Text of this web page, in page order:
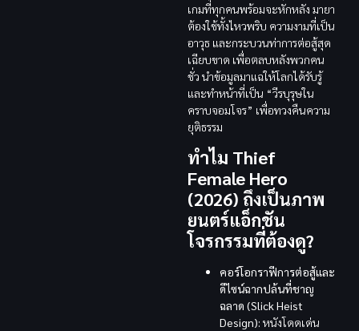
เกมที่ทุกคนพร้อมจะหักหลัง มายา
ต้องใช้ทั้งไหวพริบ ความงามที่เป็น
อาวุธ และกระบวนท่าการต่อสู้สุด
เฉียบขาด เพื่อตลบหลังพวกคน
ชั่ว นำข้อมูลมาแฉให้โลกได้รับรู้
และทำหน้าที่เป็น “วีรบุรุษใน
คราบจอมโจร” เพื่อทวงคืนความ
ยุติธรรม
ทำไม Thief
Female Hero
(2026) ถึงเป็นภาพ
ยนตร์แอ็กชัน
โจรกรรมที่ต้องดู?
คอร์โอกราฟีการต่อสู้และ
ดีไซน์ฉากปล้นที่ชาญ
ฉลาด (Slick Heist
Design): หนังโดดเด่น